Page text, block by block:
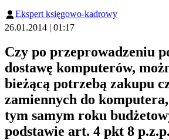
Ekspert księgowo-kadrowy
26.01.2014 | 01:17
Czy po przeprowadzeniu
dostawę komputerów,
bieżącą potrzebą zakupu
zamiennych do
tym samym roku
podstawie art. 4 pkt 8